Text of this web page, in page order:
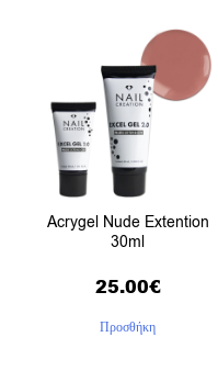
Acrygel Nude Extention
30ml
25.00€
Προσθήκη